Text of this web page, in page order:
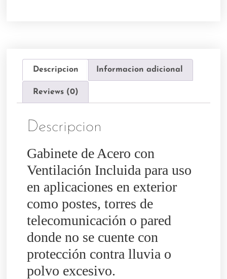
Descripcion Informacion adicional
Reviews (0)
Descripcion
Gabinete de Acero con
Ventilación Incluida para uso
en aplicaciones en exterior
como postes, torres de
telecomunicación o pared
donde no se cuente con
protección contra lluvia o
polvo excesivo.